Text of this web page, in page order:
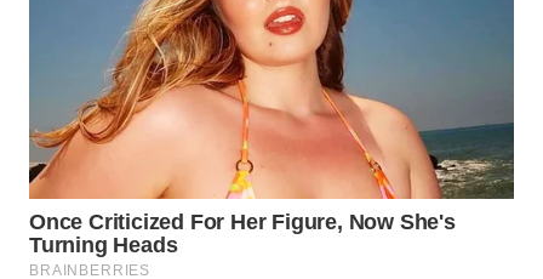
LABUANBAJO
WN
BORNEO
Wahana
Media
Group